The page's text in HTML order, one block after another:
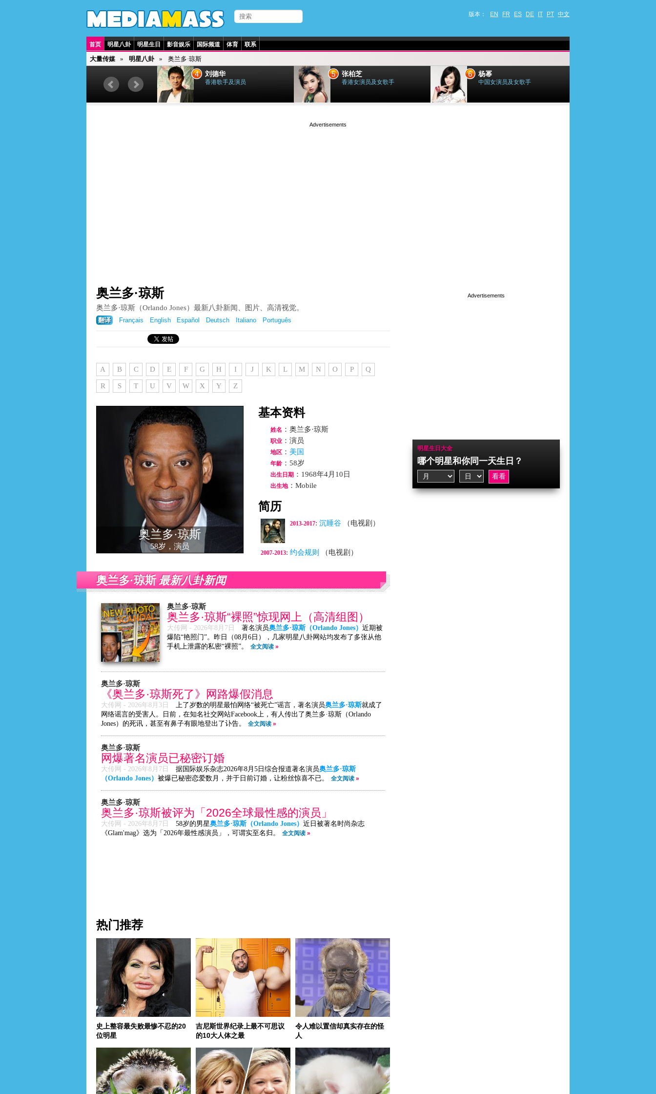
版本： EN FR ES DE IT PT 中文
首页 明星八卦 明星生日 影音娱乐 国际频道 体育 联系
大量传媒 明星八卦 奥兰多·琼斯
4 刘德华
香港歌手及演员
5 张柏芝
香港女演员及女歌手
6 杨幂
中国女演员及女歌手
奥兰多·琼斯
奥兰多·琼斯（Orlando Jones）最新八卦新闻、图片、高清视觉。
翻译 Français English Español Deutsch Italiano Português
A B C D E F G H I J K L M N O P Q
R S T U V W X Y Z
奥兰多·琼斯
58岁，演员
基本资料
姓名 ：奥兰多·琼斯
职业 ：演员
地区 ： 美国
年龄 ：58岁
出生日期 ：1968年4月10日
出生地：Mobile
简历
2013-2017: 沉睡谷 （电视剧）
2007-2013: 约会规则 （电视剧）
奥兰多·琼斯 最新八卦新闻
奥兰多·琼斯
奥兰多·琼斯“裸照”惊现网上（高清组图）
大传网 - 2026年8月7日 著名演员奥兰多·琼斯（Orlando Jones） 近期被
爆陷“艳照门”。昨日（08月6日），几家明星八卦网站均发布了多张从他
手机上泄露的私密“裸照”。
全文阅读 »
奥兰多·琼斯
《奥兰多·琼斯死了》网路爆假消息
大传网 - 2026年8月3日 上了岁数的明星最怕网络“被死亡”谣言，著名演员奥兰多·琼斯就成了
网络谣言的受害人。日前，在知名社交网站Facebook上，有人传出了奥兰多·琼斯（Orlando
Jones）的死讯，甚至有鼻子有眼地登出了讣告。
全文阅读 »
奥兰多·琼斯
网爆著名演员已秘密订婚
大传网 - 2026年8月7日 据国际娱乐杂志2026年8月5日综合报道著名演员奥兰多·琼斯
（Orlando Jones） 被爆已秘密恋爱数月，并于日前订婚，让粉丝惊喜不已。 全文阅读 »
奥兰多·琼斯
奥兰多·琼斯被评为「2026全球最性感的演员」
大传网 - 2026年8月7日 58岁的男星奥兰多·琼斯（Orlando Jones） 近日被著名时尚杂志
《Glam'mag》选为「2026年最性感演员」，可谓实至名归。
全文阅读 »
热门推荐
史上整容最失败最惨不忍的20
位明星
吉尼斯世界纪录上最不可思议
的10大人体之最
令人难以置信却真实存在的怪
人
明星生日大全
哪个明星和你同一天生日？